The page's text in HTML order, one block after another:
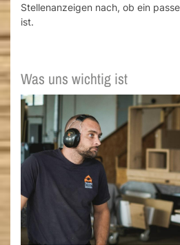
Stellenanzeigen nach, ob ein
ist.
Was uns wichtig ist